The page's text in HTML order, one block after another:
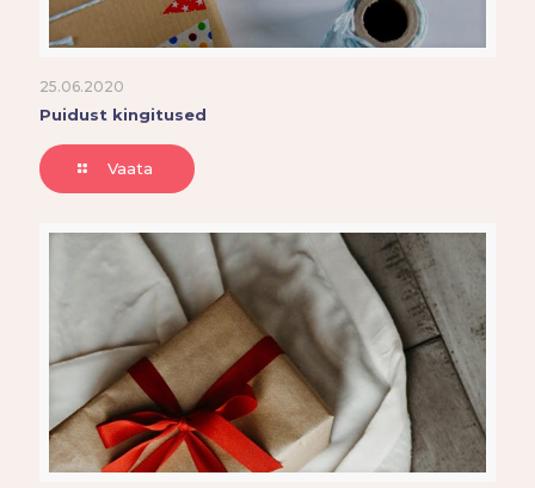
25.06.2020
Puidust kingitused
Vaata